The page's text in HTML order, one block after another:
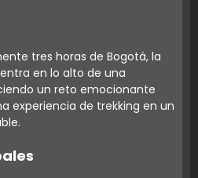
tres horas de Bogotá, la
en lo alto de una
un reto emocionante
experiencia de trekking en un